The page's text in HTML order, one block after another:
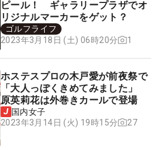
ピール！ ギャラリープラザでオ
リジナルマーカーをゲット？
ゴルフライフ
2023年3月18日 (土) 06時20分
1
ホステスプロの木戸愛が前夜祭で
「大人っぽくきめてみました」
原英莉花は外巻きカールで登場
国内女子
2023年3月14日 (火) 19時15分
27